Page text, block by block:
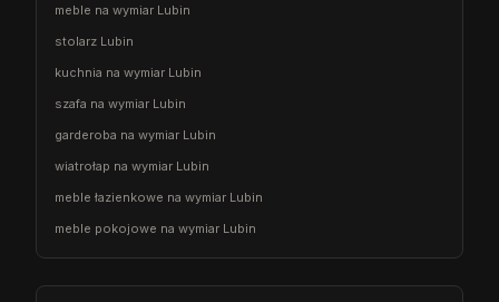
meble na wymiar Lubin
stolarz Lubin
kuchnia na wymiar Lubin
szafa na wymiar Lubin
garderoba na wymiar Lubin
wiatrołap na wymiar Lubin
meble łazienkowe na wymiar Lubin
meble pokojowe na wymiar Lubin